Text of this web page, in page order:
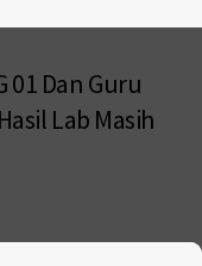
01 Dan Guru
Lab Masih